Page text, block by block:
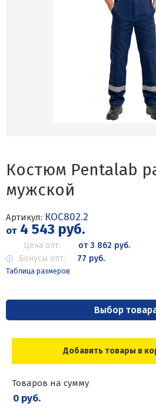
Костюм Pentalab
мужской
Артикул: КОС802.2
от4 543 руб.
Цена опт:
от 3 862 руб.
Бонусы опт:
77 руб.
Таблица размеров
Выбор
Добавить товары в
Товаров на сумму
0 руб.